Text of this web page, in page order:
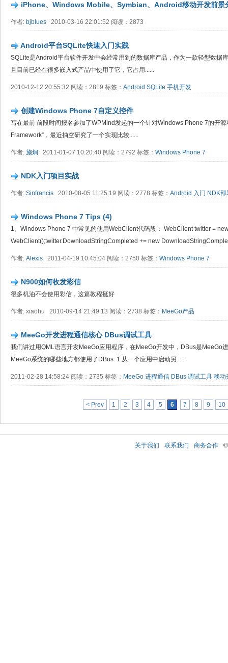
iPhone、Windows Mobile、Symbian、Android移动开发前景
作者: bjblues 2010-03-16 22:01:52 阅读：2873
Android平台SQLite快速入门实践
SQLite是Android平台软件开发中会经常用到的数据库产品，作为一款轻型数据
且目前已经在很多嵌入式产品中使用了它，它占用......
2010-12-12 20:55:32 阅读：2819 标签： Android SQLite 手机开发
创建Windows Phone 7自定义控件
写在最前 前段时间报名参加了WPMind发起的一个针对Windows Phone 7的开
Framework”，最近抽空研究了一个实现比较......
作者: 施炯 2011-01-07 10:20:40 阅读：2792 标签： Windows Phone 7
NDK入门项目实战
作者: Sinfrancis 2010-08-05 11:25:19 阅读：2778 标签： Android 入门 NDK部
Windows Phone 7 Tips (4)
1、Windows Phone 7 中常见的使用WebClient代码段： WebClient twitter =
WebClient();twitter.DownloadStringCompleted += new
作者: Alexis 2011-04-19 10:45:04 阅读：2750 标签： Windows Phone 7
N900如何收发彩信
很多机油不会使用彩信，这篇教程挺好
作者: xiaohu 2010-09-14 21:49:13 阅读：2738 标签： MeeGo产品
MeeGo开发进程通信核心 DBus调试工具
我们讲过用QML语言开发MeeGo应用程序，在MeeGo开发中，DBus是MeeGo
MeeGo系统的哪些地方都使用了DBus. 1.从一个应用中启动另......
2011-02-28 14:58:24 阅读：2735 标签： MeeGo 进程通信 DBus 调试工具 移动
< Prev 1 2 3 4 5 6 7 8 9 10
关于我们 联系我们 商务合作